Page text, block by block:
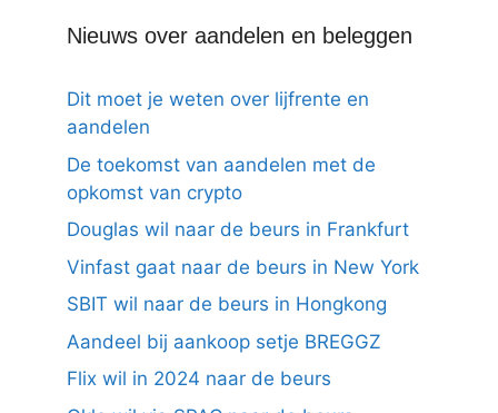
Nieuws over aandelen en beleggen
Dit moet je weten over lijfrente en
aandelen
De toekomst van aandelen met de
opkomst van crypto
Douglas wil naar de beurs in Frankfurt
Vinfast gaat naar de beurs in New York
SBIT wil naar de beurs in Hongkong
Aandeel bij aankoop setje BREGGZ
Flix wil in 2024 naar de beurs